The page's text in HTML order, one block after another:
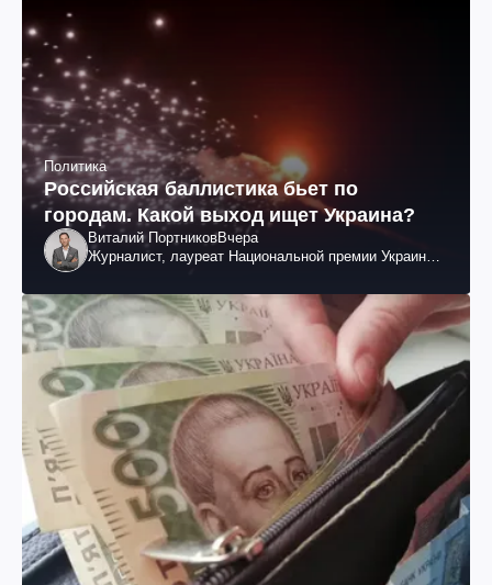
Политика
Российская баллистика бьет по
городам. Какой выход ищет Украина?
Виталий ПортниковВчера
Журналист, лауреат Национальной премии Украины